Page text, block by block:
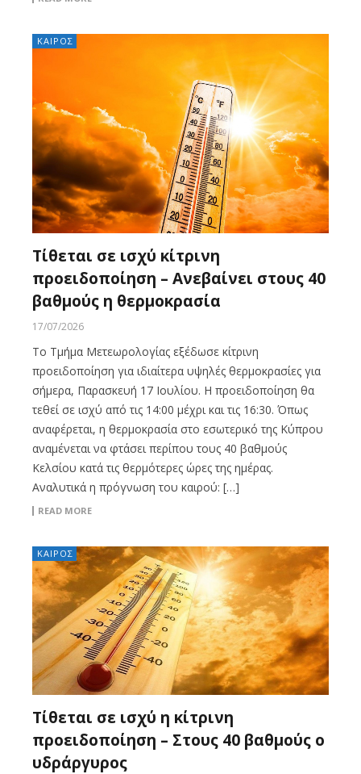
ΚΑΙΡΟΣ
Τίθεται σε ισχύ κίτρινη
προειδοποίηση – Ανεβαίνει στους 40
βαθμούς η θερμοκρασία
17/07/2026
Το Τμήμα Μετεωρολογίας εξέδωσε κίτρινη
προειδοποίηση για ιδιαίτερα υψηλές θερμοκρασίες για
σήμερα, Παρασκευή 17 Ιουλίου. Η προειδοποίηση θα
τεθεί σε ισχύ από τις 14:00 μέχρι και τις 16:30. Όπως
αναφέρεται, η θερμοκρασία στο εσωτερικό της Κύπρου
αναμένεται να φτάσει περίπου τους 40 βαθμούς
Κελσίου κατά τις θερμότερες ώρες της ημέρας.
Αναλυτικά η πρόγνωση του καιρού: […]
READ MORE
ΚΑΙΡΟΣ
Τίθεται σε ισχύ η κίτρινη
προειδοποίηση – Στους 40 βαθμούς ο
υδράργυρος